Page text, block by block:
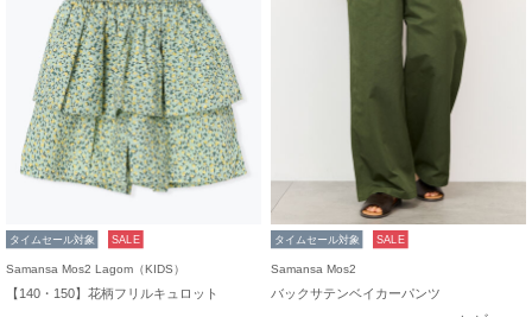
タイムセール対象 SALE
Samansa Mos2 Lagom（KIDS）
【140・150】花柄フリルキュロット
タイムセール対象 SALE
Samansa Mos2
バックサテンベイカーパンツ